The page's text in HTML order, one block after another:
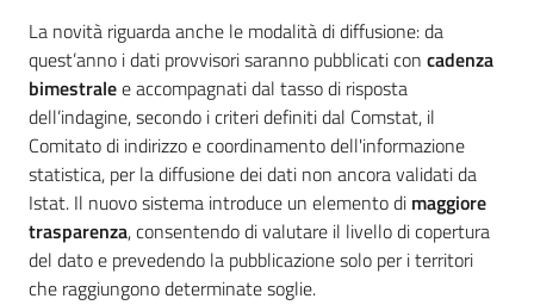
La novità riguarda anche le modalità di diffusione: da
quest’anno i dati provvisori saranno pubblicati con cadenza
bimestralee accompagnati dal tasso di risposta
dell’indagine, secondo i criteri definiti dal Comstat, il
Comitato di indirizzo e coordinamento dell'informazione
statistica, per la diffusione dei dati non ancora validati da
Istat. Il nuovo sistema introduce un elemento di maggiore
trasparenza, consentendo di valutare il livello di copertura
del dato e prevedendo la pubblicazione solo per i territori
che raggiungono determinate soglie.